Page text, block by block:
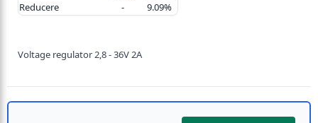
Reducere
- 9.09%
Voltage regulator 2,8 - 36V 2A